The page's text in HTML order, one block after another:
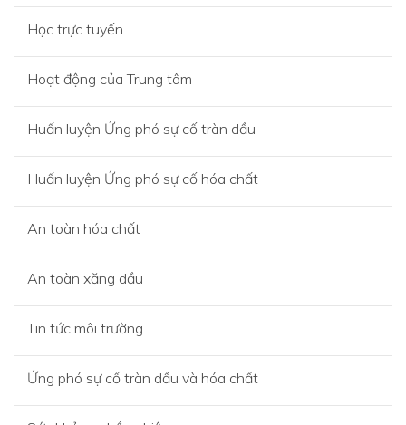
Học trực tuyến
Hoạt động của Trung tâm
Huấn luyện Ứng phó sự cố tràn dầu
Huấn luyện Ứng phó sự cố hóa chất
An toàn hóa chất
An toàn xăng dầu
Tin tức môi trường
Ứng phó sự cố tràn dầu và hóa chất